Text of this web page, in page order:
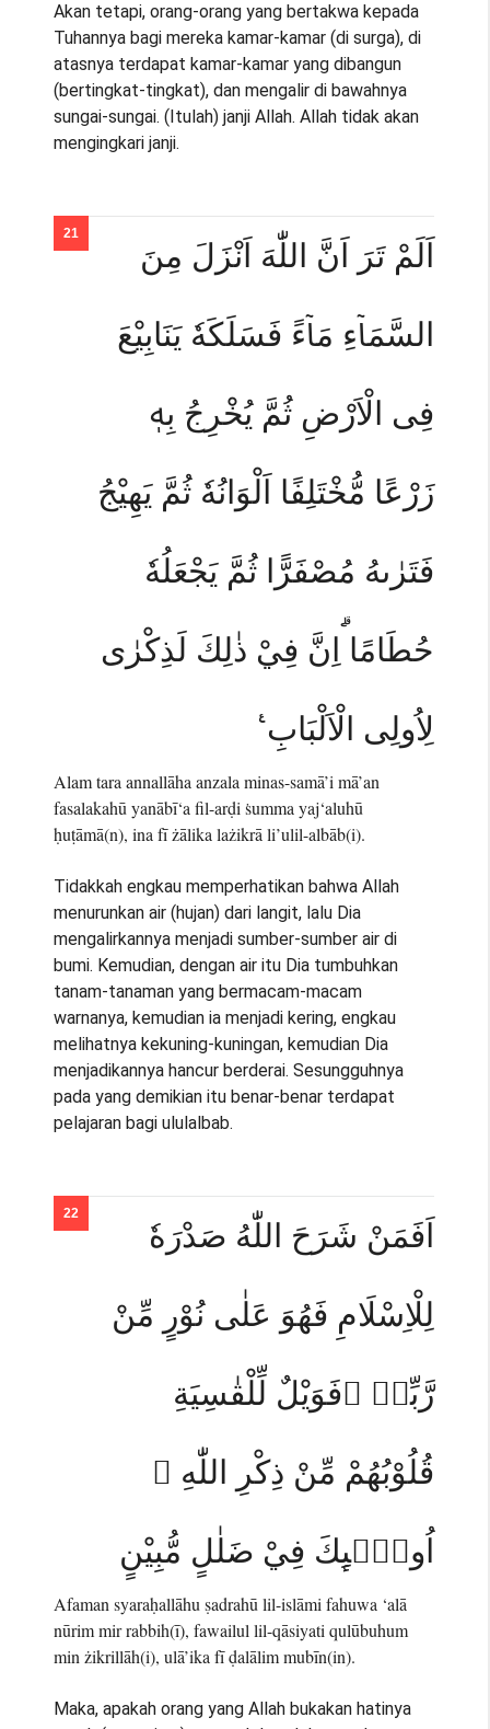
Akan tetapi, orang-orang yang bertakwa kepada
Tuhannya bagi mereka kamar-kamar (di surga), di
atasnya terdapat kamar-kamar yang dibangun
(bertingkat-tingkat), dan mengalir di bawahnya
sungai-sungai. (Itulah) janji Allah. Allah tidak akan
mengingkari janji.
اَلَمْ تَرَ اَنَّ اللّٰهَ اَنْزَلَ مِنَ
السَّمَاۤءِ مَاۤءً فَسَلَكَهٗ يَنَابِيْعَ
فِى الْاَرْضِ ثُمَّ يُخْرِجُ بِهٖ
زَرْعًا مُّخْتَلِفًا اَلْوَانُهٗ ثُمَّ يَهِيْجُ
فَتَرٰىهُ مُصْفَرًّا ثُمَّ يَجْعَلُهٗ
حُطَامًا ۗاِنَّ فِيْ ذٰلِكَ لَذِكْرٰى
لِاُولِى الْاَلْبَابِ ࣖ
Alam tara annallāha anzala minas-samā’i mā’an
fasalakahū yanābī‘a fil-arḍi ṡumma yaj‘aluhū
ḥuṭāmā(n), ina fī żālika lażikrā li’ulil-albāb(i).
Tidakkah engkau memperhatikan bahwa Allah
menurunkan air (hujan) dari langit, lalu Dia
mengalirkannya menjadi sumber-sumber air di
bumi. Kemudian, dengan air itu Dia tumbuhkan
tanam-tanaman yang bermacam-macam
warnanya, kemudian ia menjadi kering, engkau
melihatnya kekuning-kuningan, kemudian Dia
menjadikannya hancur berderai. Sesungguhnya
pada yang demikian itu benar-benar terdapat
pelajaran bagi ululalbab.
اَفَمَنْ شَرَحَ اللّٰهُ صَدْرَهٗ
لِلْاِسْلَامِ فَهُوَ عَلٰى نُوْرٍ مِّنْ
رَّبِّهٖ ۗفَوَيْلٌ لِّلْقٰسِيَةِ
قُلُوْبُهُمْ مِّنْ ذِكْرِ اللّٰهِ ۗ
اُولٰۤىِٕكَ فِيْ ضَلٰلٍ مُّبِيْنٍ
Afaman syaraḥallāhu ṣadrahū lil-islāmi fahuwa ‘alā
nūrim mir rabbih(ī), fawailul lil-qāsiyati qulūbuhum
min żikrillāh(i), ulā’ika fī ḍalālim mubīn(in).
Maka, apakah orang yang Allah bukakan hatinya